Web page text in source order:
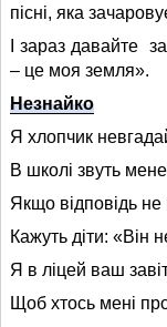
пісні, яка
І зараз давайте
– це моя земля».
Незнайко
Я хлопчик
В школі звуть
Якщо відповідь
Кажуть діти: «Він
Я в ліцей ваш
Щоб хтось мені